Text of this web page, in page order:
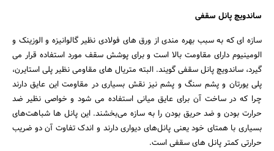
ساندویچ پانل سقفی
سازه ای که به سبب بهره مندی از ورق های فولادی نظیر گالوانیزه و الوزینک و
الومینیوم دارای مقاومت بالا است و برای پوشش سقف مورد استفاده قرار می
گیرد، ساندویچ پانل سقفی گویند. البته متریال های مقاومی نظیر پلی استایرن،
پلی یورتان و پشم سنگ و پشم نیز نقش بسیاری در مقاومت این عایق دارند
چرا که در ساخت آن برای عایق میانی استفاده می شود و خواصی نظیر ضد
حرارت بودن و ضد حریق بودن را به سازه می‌بخشند. این پانل ها شباهت‌های
بسیاری با همتای خود یعنی پانل‌های دیواری دارند و اندک تفاوت آن دو ضریب
حرارتی کمتر پانل های سقفی است.